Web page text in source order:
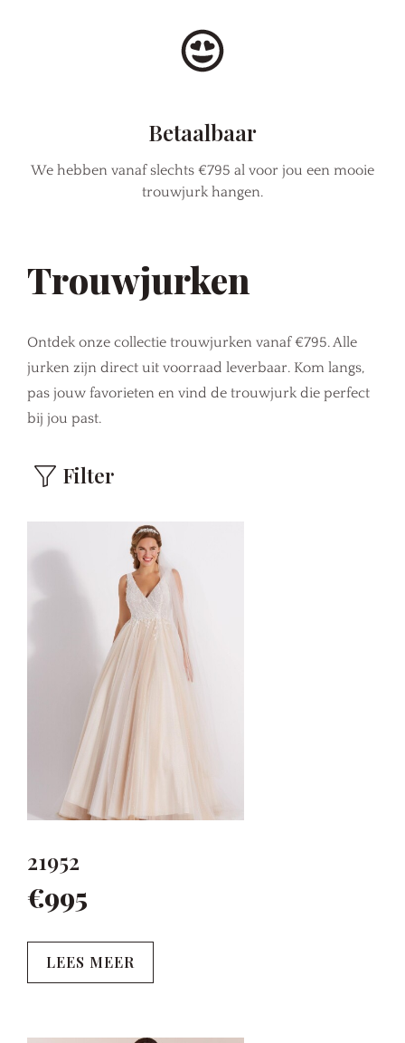
Betaalbaar
We hebben vanaf slechts €795 al voor jou een mooie
trouwjurk hangen.
Trouwjurken
Ontdek onze collectie trouwjurken vanaf €795. Alle
jurken zijn direct uit voorraad leverbaar. Kom langs,
pas jouw favorieten en vind de trouwjurk die perfect
bij jou past.
Filter
21952
€995
LEES MEER